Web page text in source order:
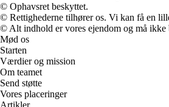
© Ophavsret beskyttet.
© Rettighederne tilhører os. Vi kan få en
© Alt indhold er vores ejendom og må ikke
Mød os
Starten
Værdier og mission
Om teamet
Send støtte
Vores placeringer
Artikler